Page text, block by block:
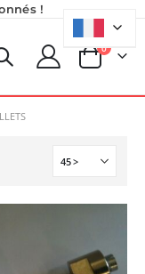
!
Panier
0produits
Rating:
40,83 €